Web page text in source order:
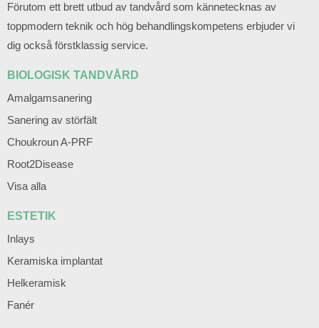
Förutom ett brett utbud av tandvård som kännetecknas av
toppmodern teknik och hög behandlingskompetens erbjuder vi
dig också förstklassig service.
BIOLOGISK TANDVÅRD
Amalgamsanering
Sanering av störfält
Choukroun A-PRF
Root2Disease
Visa alla
ESTETIK
Inlays
Keramiska implantat
Helkeramisk
Fanér